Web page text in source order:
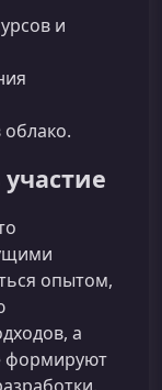
и
опытом,
а
формируют